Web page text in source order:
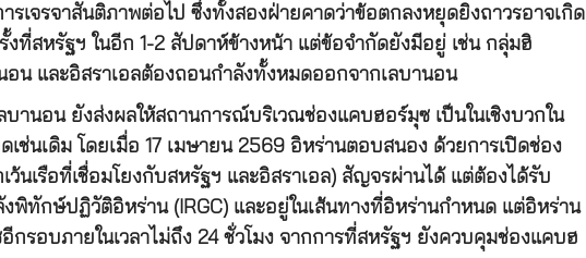
รเจรจาสันติภาพต่อไป ซึ่งทั้งสองฝ่ายคาดว่าข้อตกลงหยุดยิงถาวรอาจเกิด
ที่สหรัฐฯ ในอีก 1-2 สัปดาห์ข้างหน้า แต่ข้อจำกัดยังมีอยู่ เช่น กลุ่มฮิ
น และอิสราเอลต้องถอนกำลังทั้งหมดออกจากเลบานอน
บานอน ยังส่งผลให้สถานการณ์บริเวณช่องแคบฮอร์มุซ เป็นในเชิงบวกใน
ช่นเดิม โดยเมื่อ 17 เมษายน 2569 อิหร่านตอบสนอง ด้วยการเปิดช่อง
นเรือที่เชื่อมโยงกับสหรัฐฯ และอิสราเอล) สัญจรผ่านได้ แต่ต้องได้รับ
พิทักษ์ปฏิวัติอิหร่าน (IRGC) และอยู่ในเส้นทางที่อิหร่านกำหนด แต่อิหร่าน
รอบภายในเวลาไม่ถึง 24 ชั่วโมง จากการที่สหรัฐฯ ยังควบคุมช่องแคบฮ